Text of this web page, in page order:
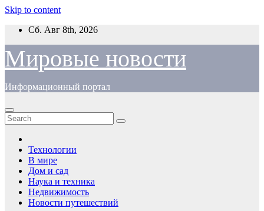
Skip to content
Сб. Авг 8th, 2026
Мировые новости
Информационный портал
Технологии
В мире
Дом и сад
Наука и техника
Недвижимость
Новости путешествий